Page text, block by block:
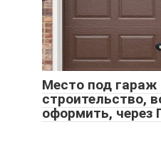
Место под
строительство,
оформить, через